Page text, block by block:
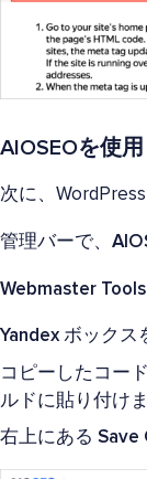
AIOSEOを使
次に、
管理バーで、
Webmaster Tools
Yandexボックス
コピーしたコー
ルドに貼り付けま
右上にある Save